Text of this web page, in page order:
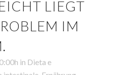
LIEGT
IM
in Dieta e